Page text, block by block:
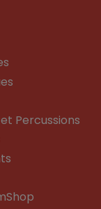
Percussions